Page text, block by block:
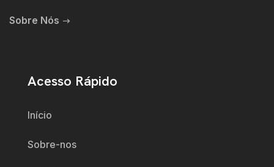
Sobre Nós
Acesso Rápido
Início
Sobre-nos